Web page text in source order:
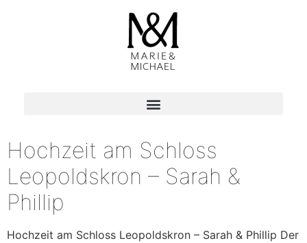
Hochzeit am Schloss
Leopoldskron – Sarah &
Phillip
Hochzeit am Schloss Leopoldskron – Sarah & Phillip Der